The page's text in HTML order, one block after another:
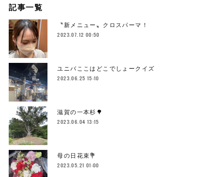
記事一覧
〝新メニュー〟クロスパーマ！
2023.07.12 00:50
ユニバここはどこでしょークイズ
2023.06.25 15:10
滋賀の一本杉🌳
2023.06.04 13:15
母の日花束💐
2023.05.21 01:00